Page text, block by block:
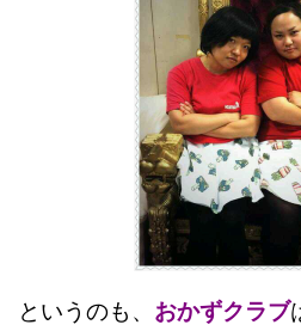
というのも、 おかずクラブ